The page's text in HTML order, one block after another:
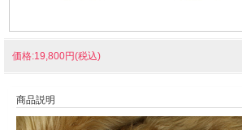
価格:19,800円(税込)
商品説明